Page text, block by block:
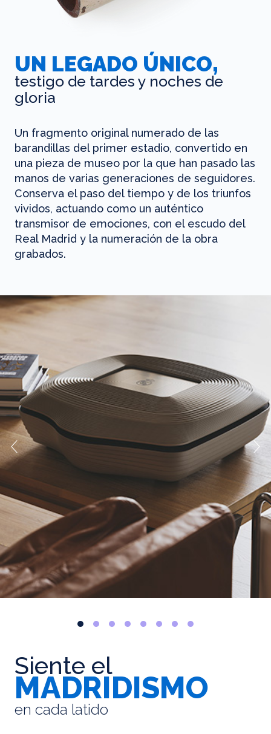
UN LEGADO ÚNICO,
testigo de tardes y noches de
gloria
Un fragmento original numerado de las
barandillas del primer estadio, convertido en
una pieza de museo por la que han pasado las
manos de varias generaciones de seguidores.
Conserva el paso del tiempo y de los triunfos
vividos, actuando como un auténtico
transmisor de emociones, con el escudo del
Real Madrid y la numeración de la obra
grabados.
Siente el
MADRIDISMO
en cada latido